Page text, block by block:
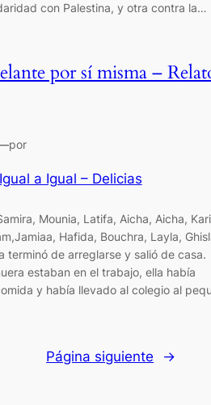
con Palestina, y otra contra la…
por sí misma –
por
a Igual – Delicias
Mounia, Latifa, Aicha, Aicha,
Hafida, Bouchra, Layla,
terminó de arreglarse y salió de casa.
estaban en el trabajo, ella había
y había llevado al colegio al
Página siguiente →